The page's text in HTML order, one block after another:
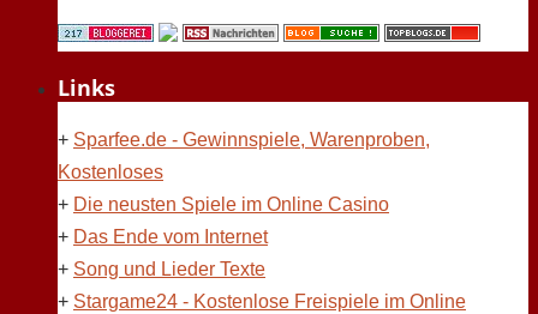
Links
+ Sparfee.de - Gewinnspiele, Warenproben,
Kostenloses
+ Die neusten Spiele im Online Casino
+ Das Ende vom Internet
+ Song und Lieder Texte
+ Stargame24 - Kostenlose Freispiele im Online